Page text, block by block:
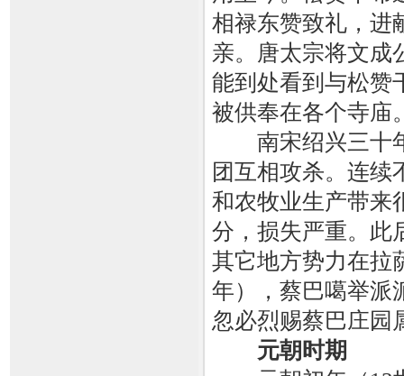
相禄东赞致礼，进
亲。唐太宗将文成
能到处看到与松赞
被供奉在各个
南宋绍兴三十年
团互相攻杀。连续
和农牧业生产带来
分，损失严重。此
其它地方势力在拉
年），蔡巴噶举派
忽必烈赐蔡巴庄园
元朝时期